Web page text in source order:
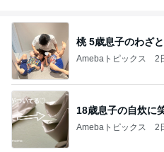
桃 5歳息子のわざ
Amebaトピックス 2
18歳息子の自炊に
Amebaトピックス 2